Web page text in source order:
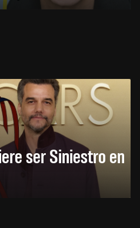
ser Siniestro en